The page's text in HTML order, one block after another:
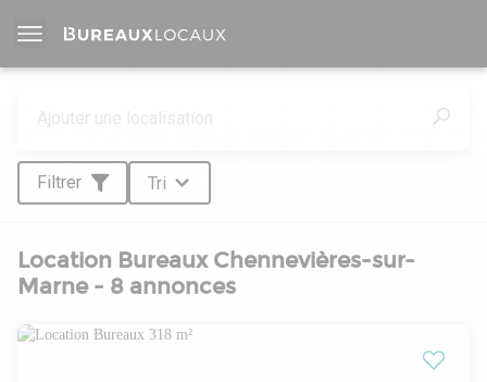
Filtrer Tri
Location Bureaux Chennevières-sur-
Marne - 8 annonces